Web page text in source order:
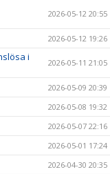
2026-05-12 20:55
2026-05-12 19:26
i
2026-05-11 21:05
2026-05-09 20:39
2026-05-08 19:32
2026-05-07 22:16
2026-05-01 17:24
2026-04-30 20:35